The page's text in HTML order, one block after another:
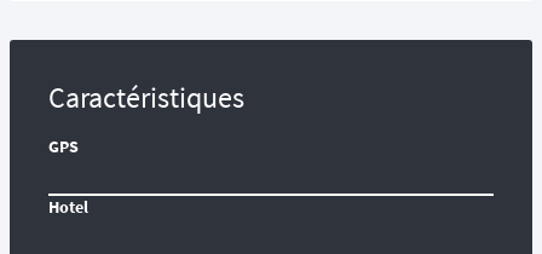
Caractéristiques
GPS
Hotel